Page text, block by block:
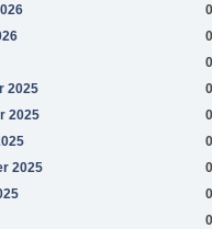
0
0
0
2025
0
2025
0
0
2025
0
0
0